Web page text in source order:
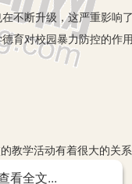
断升级，这严重影响
育对校园暴力防控的作
学活动有着很大的关
重的侵害行为、违法行
看全文...